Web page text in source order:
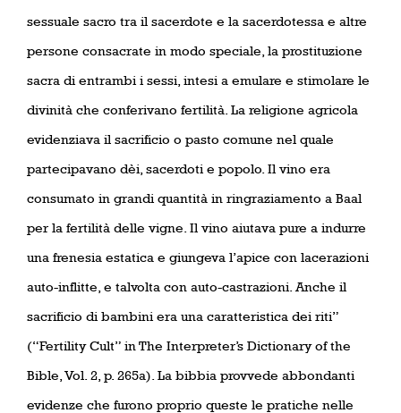
sessuale sacro tra il sacerdote e la sacerdotessa e altre
persone consacrate in modo speciale, la prostituzione
sacra di entrambi i sessi, intesi a emulare e stimolare le
divinità che conferivano fertilità. La religione agricola
evidenziava il sacrificio o pasto comune nel quale
partecipavano dèi, sacerdoti e popolo. Il vino era
consumato in grandi quantità in ringraziamento a Baal
per la fertilità delle vigne. Il vino aiutava pure a indurre
una frenesia estatica e giungeva l’apice con lacerazioni
auto-inflitte, e talvolta con auto-castrazioni. Anche il
sacrificio di bambini era una caratteristica dei riti”
(“Fertility Cult” in The Interpreter’s Dictionary of the
Bible, Vol. 2, p. 265a). La bibbia provvede abbondanti
evidenze che furono proprio queste le pratiche nelle